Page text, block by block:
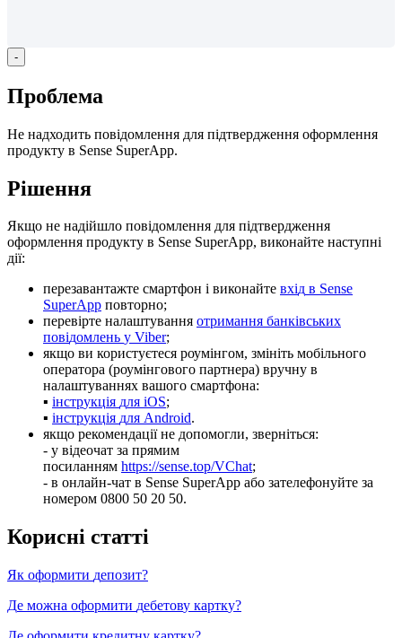
-
Проблема
Не надходить повідомлення для підтвердження оформлення
продукту в Sense SuperApp.
Рішення
Якщо не надійшло повідомлення для підтвердження
оформлення продукту в Sense SuperApp, виконайте наступні
дії:
перезавантажте смартфон і виконайте вхід в Sense
SuperApp повторно;
перевірте налаштування отримання банківських
повідомлень у Viber;
якщо ви користуєтеся роумінгом, змініть мобільного
оператора (роумінгового партнера) вручну в
налаштуваннях вашого смартфона:
▪ інструкція для iOS;
▪ інструкція для Android.
якщо рекомендації не допомогли, зверніться:
- у відеочат за прямим
посиланням https://sense.top/VChat;
- в онлайн-чат в Sense SuperApp або зателефонуйте за
номером 0800 50 20 50.
Корисні статті
Як оформити депозит?
Де можна оформити дебетову картку?